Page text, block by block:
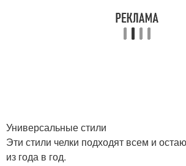
Универсальные стили
Эти стили челки подходят всем и
из года в год.